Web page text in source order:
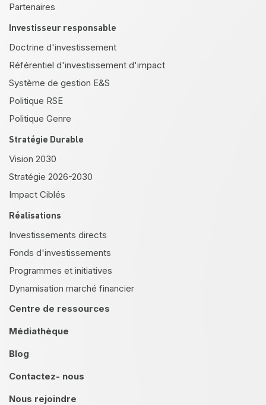
Partenaires
Investisseur responsable
Doctrine d'investissement
Référentiel d'investissement d'impact
Système de gestion E&S
Politique RSE
Politique Genre
Stratégie Durable
Vision 2030
Stratégie 2026-2030
Impact Ciblés
Réalisations
Investissements directs
Fonds d'investissements
Programmes et initiatives
Dynamisation marché financier
Centre de ressources
Médiathèque
Blog
Contactez- nous
Nous rejoindre